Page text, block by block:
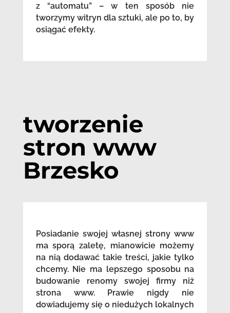
z “automatu” – w ten sposób nie
tworzymy witryn dla sztuki, ale po to, by
osiągać efekty.
tworzenie
stron www
Brzesko
Posiadanie swojej własnej strony www
ma sporą zaletę, mianowicie możemy
na nią dodawać takie treści, jakie tylko
chcemy. Nie ma lepszego sposobu na
budowanie renomy swojej firmy niż
strona www. Prawie nigdy nie
dowiadujemy się o niedużych lokalnych